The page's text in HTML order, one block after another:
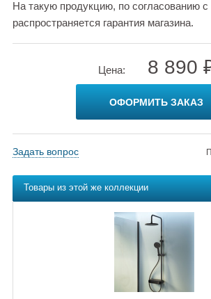
На такую продукцию, по согласованию с
распространяется гарантия магазина.
Цена: 8 890
ОФОРМИТЬ ЗАКАЗ
Задать вопрос
Товары из этой же коллекции